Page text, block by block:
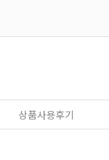
상품사용후기